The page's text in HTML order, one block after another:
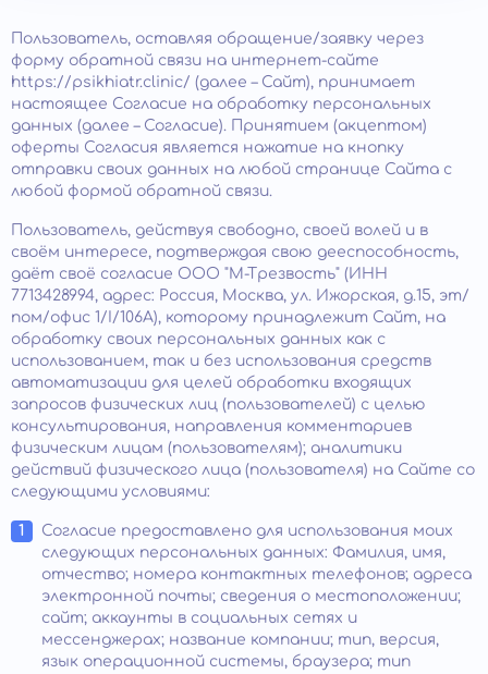
Пользователь, оставляя обращение/заявку через
форму обратной связи на интернет-сайте
https://psikhiatr.clinic/ (далее – Сайт), принимает
настоящее Согласие на обработку персональных
данных (далее – Согласие). Принятием (акцептом)
оферты Согласия является нажатие на кнопку
отправки своих данных на любой странице Сайта с
любой формой обратной связи.
Пользователь, действуя свободно, своей волей и в
своём интересе, подтверждая свою дееспособность,
даёт своё согласие ООО "М-Трезвость" (ИНН
7713428994, адрес: Россия, Москва, ул. Ижорская, д.15, эт/
пом/офис 1/I/106А), которому принадлежит Сайт, на
обработку своих персональных данных как с
использованием, так и без использования средств
автоматизации для целей обработки входящих
запросов физических лиц (пользователей) с целью
консультирования, направления комментариев
физическим лицам (пользователям); аналитики
действий физического лица (пользователя) на Сайте со
следующими условиями:
Согласие предоставлено для использования моих
следующих персональных данных: Фамилия, имя,
отчество; номера контактных телефонов; адреса
электронной почты; сведения о местоположении;
сайт; аккаунты в социальных сетях и
мессенджерах; название компании; тип, версия,
язык операционной системы, браузера; тип